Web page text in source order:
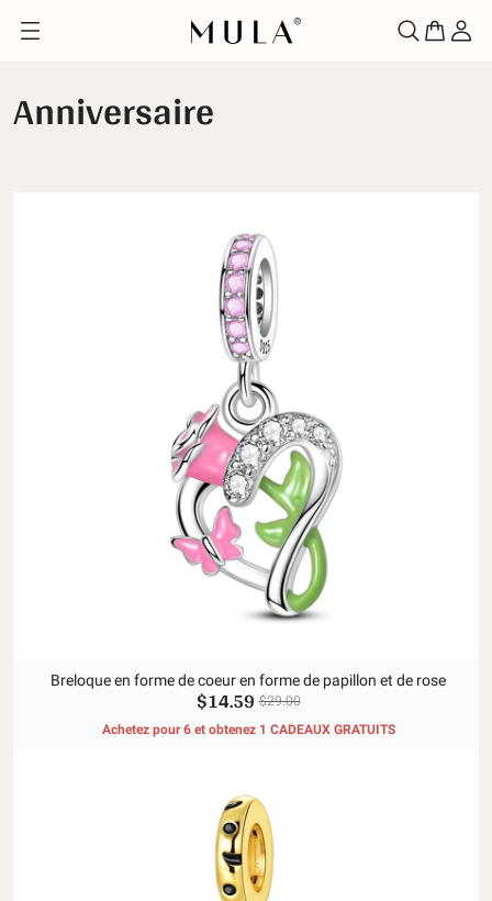
Anniversaire
Breloque en forme de coeur en forme de papillon et de rose
$14.59 $29.00
Achetez pour 6 et obtenez 1 CADEAUX GRATUITS